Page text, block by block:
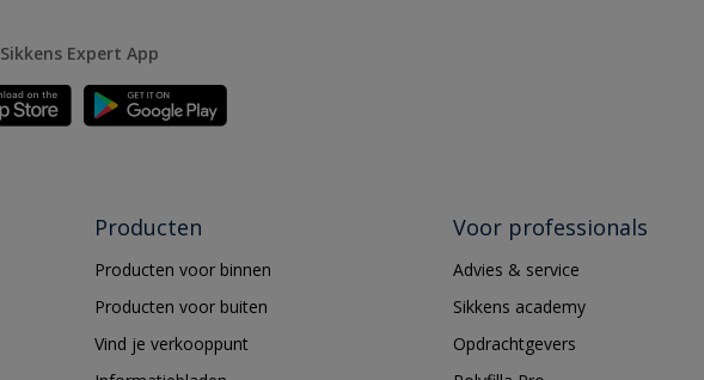
Sikkens Expert App
Producten
Producten voor binnen
Producten voor buiten
Vind je verkooppunt
Voor professionals
Advies & service
Sikkens academy
Opdrachtgevers